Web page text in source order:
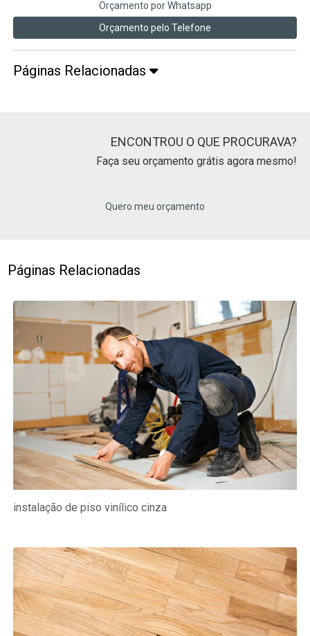
Orçamento por Whatsapp
Orçamento pelo Telefone
Páginas Relacionadas
ENCONTROU O QUE PROCURAVA?
Faça seu orçamento grátis agora mesmo!
Quero meu orçamento
Páginas Relacionadas
instalação de piso vinílico cinza